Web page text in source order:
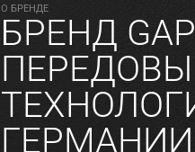
O БРЕНДЕ
БРЕНД
ГЕРМАНИИ